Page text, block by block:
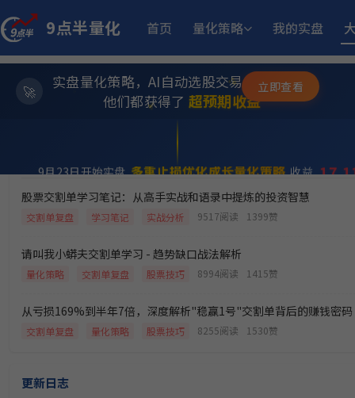
9点半量化 首页 量化策略 我的实盘
✨
💫
⭐
实盘量化策略，AI自动选股交易，躺赚模式
他们都获得了 超预期收益
12.05%
11月25日开始实盘 多重止损优化成长量化策略 收益
多重止损优化成长量化策略
6月5日开始实盘 小市值_ETF轮动_双龙出海
5月18日开始实盘 小市值_ETF轮动_双龙出海
5月21日开始实盘 MACD顶背离成长优选量化策略
8月12日开始实盘
立即查看
股票交割单学习笔记：从高手实战和语录中提炼的投资智慧
交割单复盘 学习笔记 实战分析 9517阅读 1399赞
请叫我小蟒夫交割单学习 - 趋势缺口战法解析
量化策略 交割单复盘 股票技巧 8994阅读 1415赞
从亏损169%到半年7倍，深度解析"稳赢1号"交割单背后的赚钱密码
交割单复盘 量化策略 股票技巧 8255阅读 1530赞
更新日志